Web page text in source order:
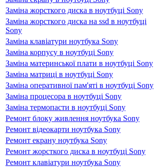
Заміна жорсткого диска в ноутбуці Sony
Заміна жорсткого диска на ssd в ноутбуці
Sony
Заміна клавіатури ноутбука Sony
Заміна корпусу в ноутбуці Sony
Заміна материнської плати в ноутбуці Sony
Заміна матриці в ноутбуці Sony
Заміна оперативної пам'яті в ноутбуці Sony
Заміна процесора в ноутбуці Sony
Заміна термопасти в ноутбуці Sony
Ремонт блоку живлення ноутбука Sony
Ремонт відеокарти ноутбука Sony
Ремонт екрану ноутбука Sony
Ремонт жорсткого диска в ноутбуці Sony
Ремонт клавіатури ноутбука Sony